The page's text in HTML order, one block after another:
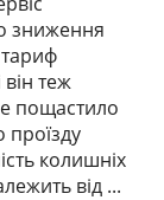
зниження
тариф
теж
пощастило
проїзду
колишніх
від ...